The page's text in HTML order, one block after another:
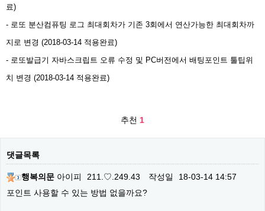
료)
- 로또 분산컴퓨팅 로그 최대회차가 기존 3회에서 연산가능한 최대회차까
지로 변경 (2018-03-14 적용완료)
- 로또발급기 자바스크립트 오류 수정 및 PC버전에서 배팅포인트 툴팁위
치 변경 (2018-03-14 적용완료)​
추천 1
댓글목록
행복의문 아이피 211.♡.249.43 작성일
18-03-14 14:57
포인트 사용할 수 있는 방법 없을까요?